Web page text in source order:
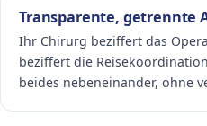
Transparente, getrennte
Ihr Chirurg beziffert das
beziffert die
beides nebeneinander, ohne